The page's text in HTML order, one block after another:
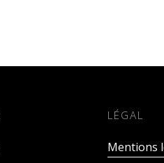
LÉGAL
Mentions